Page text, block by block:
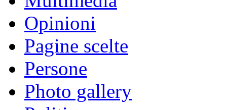
Opinioni
Pagine scelte
Persone
Photo gallery